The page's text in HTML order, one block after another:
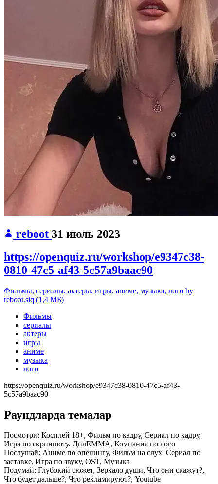
reboot 31 июль 2023
https://openquiz.ru/workshop/e9347c38-
0810-47c5-af43-5c57a9baac90
Фильмы, сериалы, актеры, игры, аниме, музыка, лого by
reboot.siq (1,4 МБ)
Фильмы
сериалы
актеры
игры
аниме
музыка
лого
https://openquiz.ru/workshop/e9347c38-0810-47c5-af43-
5c57a9baac90
Раундларда темалар
Посмотри: Косплей 18+, Фильм по кадру, Сериал по кадру,
Игра по скриншоту, ДилЕММА, Компания по лого
Послушай: Аниме по опенингу, Фильм на слух, Сериал по
заставке, Игра по звуку, OST, Музыка
Подумай: Глубокий сюжет, Зеркало души, Что они скажут?,
Что будет дальше?, Что рекламируют?, Youtube